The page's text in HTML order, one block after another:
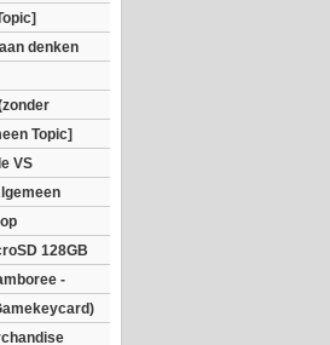
denken
Topic]
VS
128GB
-